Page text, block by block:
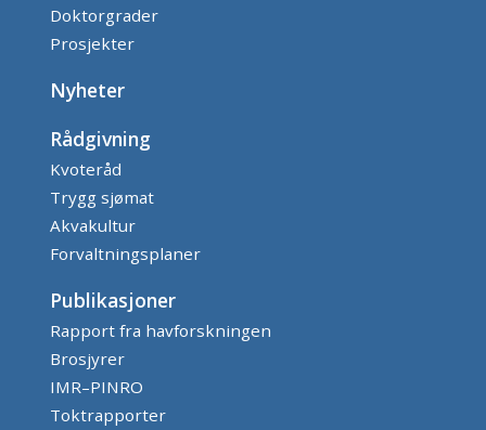
Doktorgrader
Prosjekter
Nyheter
Rådgivning
Kvoteråd
Trygg sjømat
Akvakultur
Forvaltningsplaner
Publikasjoner
Rapport fra havforskningen
Brosjyrer
IMR–PINRO
Toktrapporter